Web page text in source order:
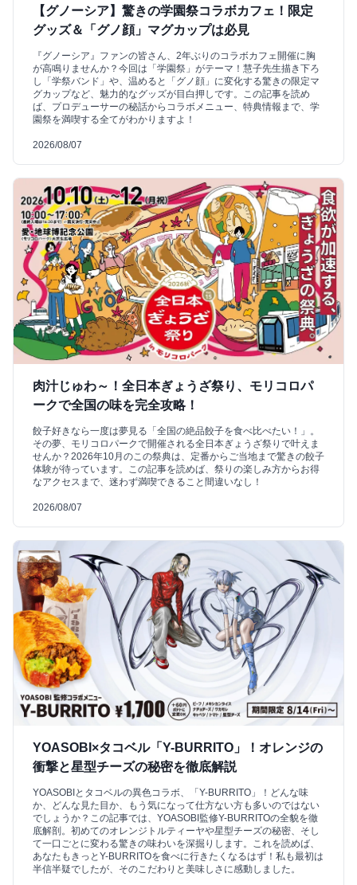
【グノーシア】驚きの学園祭コラボカフェ！限定
グッズ＆「グノ顔」マグカップは必見
『グノーシア』ファンの皆さん、2年ぶりのコラボカフェ開催に胸
が高鳴りませんか？今回は「学園祭」がテーマ！慧子先生描き下ろ
し「学祭バンド」や、温めると「グノ顔」に変化する驚きの限定マ
グカップなど、魅力的なグッズが目白押しです。この記事を読め
ば、プロデューサーの秘話からコラボメニュー、特典情報まで、学
園祭を満喫する全てがわかりますよ！
2026/08/07
肉汁じゅわ～！全日本ぎょうざ祭り、モリコロパ
ークで全国の味を完全攻略！
餃子好きなら一度は夢見る「全国の絶品餃子を食べ比べたい！」。
その夢、モリコロパークで開催される全日本ぎょうざ祭りで叶えま
せんか？2026年10月のこの祭典は、定番からご当地まで驚きの餃子
体験が待っています。この記事を読めば、祭りの楽しみ方からお得
なアクセスまで、迷わず満喫できること間違いなし！
2026/08/07
YOASOBI×タコベル「Y-BURRITO」！オレンジの
衝撃と星型チーズの秘密を徹底解説
YOASOBIとタコベルの異色コラボ、「Y-BURRITO」！どんな味
か、どんな見た目か、もう気になって仕方ない方も多いのではない
でしょうか？この記事では、YOASOBI監修Y-BURRITOの全貌を徹
底解剖。初めてのオレンジトルティーヤや星型チーズの秘密、そし
て一口ごとに変わる驚きの味わいを深掘りします。これを読めば、
あなたもきっとY-BURRITOを食べに行きたくなるはず！私も最初は
半信半疑でしたが、そのこだわりと美味しさに感動しました。